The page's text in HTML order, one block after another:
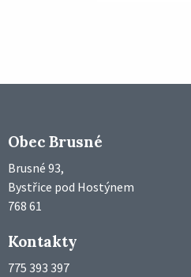
Obec Brusné
Brusné 93,
Bystřice pod Hostýnem
768 61
Kontakty
775 393 397